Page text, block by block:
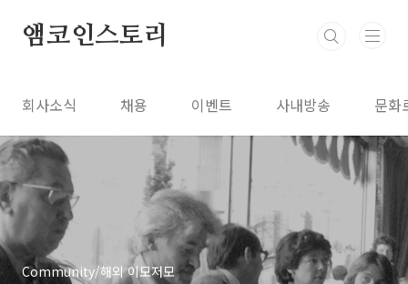
앰코인스토리
회사소식 채용 이벤트 사내방송 문화
Community/해외 이모저모